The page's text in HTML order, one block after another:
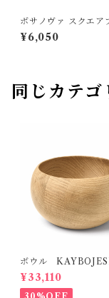
ボサノヴァ スクエア
8cm Nachatman
¥6,050
同じカテゴ
ボウル
¥33,110